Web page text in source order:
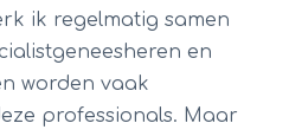
ik regelmatig samen
en
worden vaak
professionals. Maar